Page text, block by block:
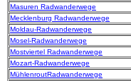
Masuren Radwanderwege
Mecklenburg Radwanderwege
Moldau-Radwanderwege
Mosel-Radwanderwege
Mostviertel Radwanderwege
Mozart-Radwanderwege
MühlenroutRadwanderwege